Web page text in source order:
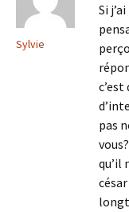
Sylvie
Si
pas
qu’il